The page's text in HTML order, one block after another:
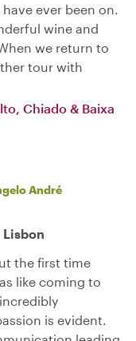
ever been on.
wine and
we return to
tour with
Chiado & Baixa
André
the first time
like coming to
is evident.